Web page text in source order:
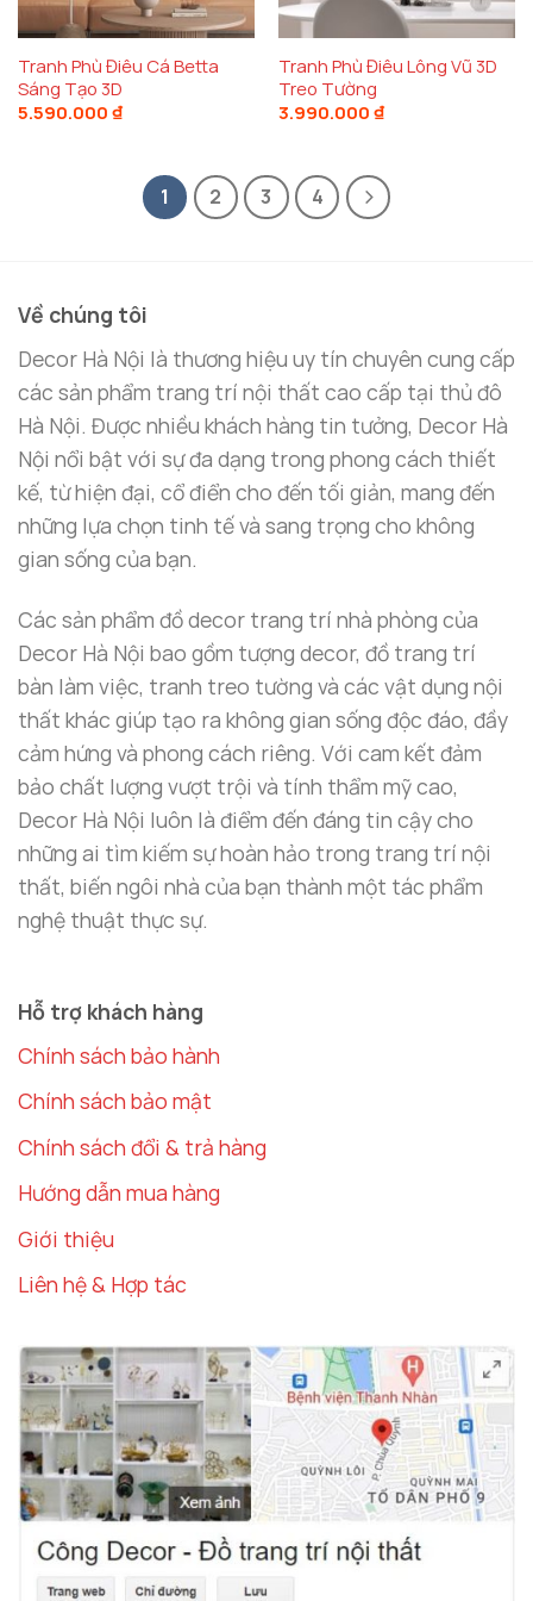
Ngoài những món đồ phù điêu trang trí tường. Bạn
có thể dùng
gương trang trí, tranh và đồng hồ,….
Giúp ngôi nhà bạn trở nên sang trọng hơn.
Tranh Phù Điêu Cá Betta
Sáng Tạo 3D
5.590.000 ₫
Tranh Phù Điêu Lông Vũ 3D
Treo Tường
3.990.000 ₫
1 2 3 4
Về chúng tôi
Decor Hà Nội là thương hiệu uy tín chuyên cung cấp
các sản phẩm trang trí nội thất cao cấp tại thủ đô
Hà Nội. Được nhiều khách hàng tin tưởng, Decor Hà
Nội nổi bật với sự đa dạng trong phong cách thiết
kế, từ hiện đại, cổ điển cho đến tối giản, mang đến
những lựa chọn tinh tế và sang trọng cho không
gian sống của bạn.
Các sản phẩm đồ decor trang trí nhà phòng của
Decor Hà Nội bao gồm tượng decor, đồ trang trí
bàn làm việc, tranh treo tường và các vật dụng nội
thất khác giúp tạo ra không gian sống độc đáo, đầy
cảm hứng và phong cách riêng. Với cam kết đảm
bảo chất lượng vượt trội và tính thẩm mỹ cao,
Decor Hà Nội luôn là điểm đến đáng tin cậy cho
những ai tìm kiếm sự hoàn hảo trong trang trí nội
thất, biến ngôi nhà của bạn thành một tác phẩm
nghệ thuật thực sự.
Hỗ trợ khách hàng
Chính sách bảo hành
Chính sách bảo mật
Chính sách đổi & trả hàng
Hướng dẫn mua hàng
Giới thiệu
Liên hệ & Hợp tác